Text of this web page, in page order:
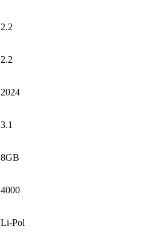
2.2
2.2
2024
3.1
8GB
4000
Li-Pol